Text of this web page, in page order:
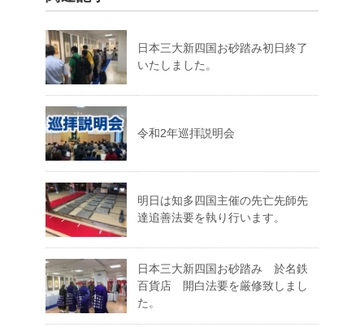
日本三大新四国お砂踏み初日終了
いたしました。
令和2年巡拝説明会
明日は知多四国主催の先亡先師先
達追善法要を執り行います。
日本三大新四国お砂踏み 於名鉄
百貨店 開白法要を厳修致しまし
た。